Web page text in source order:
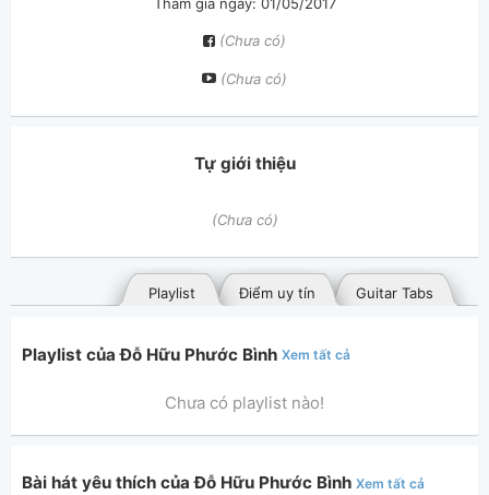
(Chưa có)
(Chưa có)
Tự giới thiệu
(Chưa có)
Guitar Tabs
Điểm uy tín
Playlist
Bài hát yêu thích
Bài hát đã đăng
Playlist của Đỗ Hữu Phước Bình Xem tất cả
Chưa có playlist nào!
Bài hát yêu thích của Đỗ Hữu Phước Bình Xem tất cả